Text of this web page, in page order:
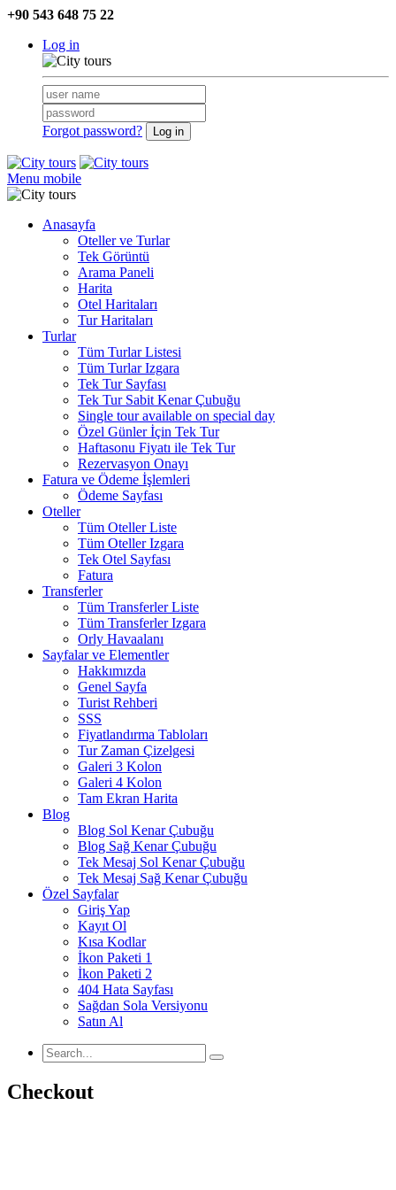
+90 543 648 75 22
Log in
Forgot password?
Menu mobile
Anasayfa
Oteller ve Turlar
Tek Görüntü
Arama Paneli
Harita
Otel Haritaları
Tur Haritaları
Turlar
Tüm Turlar Listesi
Tüm Turlar Izgara
Tek Tur Sayfası
Tek Tur Sabit Kenar Çubuğu
Single tour available on special day
Özel Günler İçin Tek Tur
Haftasonu Fiyatı ile Tek Tur
Rezervasyon Onayı
Fatura ve Ödeme İşlemleri
Ödeme Sayfası
Oteller
Tüm Oteller Liste
Tüm Oteller Izgara
Tek Otel Sayfası
Fatura
Transferler
Tüm Transferler Liste
Tüm Transferler Izgara
Orly Havaalanı
Sayfalar ve Elementler
Hakkımızda
Genel Sayfa
Turist Rehberi
SSS
Fiyatlandırma Tabloları
Tur Zaman Çizelgesi
Galeri 3 Kolon
Galeri 4 Kolon
Tam Ekran Harita
Blog
Blog Sol Kenar Çubuğu
Blog Sağ Kenar Çubuğu
Tek Mesaj Sol Kenar Çubuğu
Tek Mesaj Sağ Kenar Çubuğu
Özel Sayfalar
Giriş Yap
Kayıt Ol
Kısa Kodlar
İkon Paketi 1
İkon Paketi 2
404 Hata Sayfası
Sağdan Sola Versiyonu
Satın Al
Checkout